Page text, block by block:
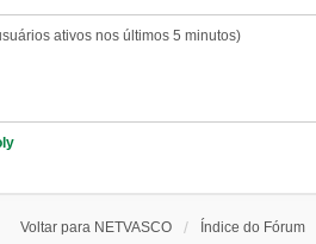
ativos nos últimos 5 minutos)
Voltar para NETVASCO Índice do Fórum